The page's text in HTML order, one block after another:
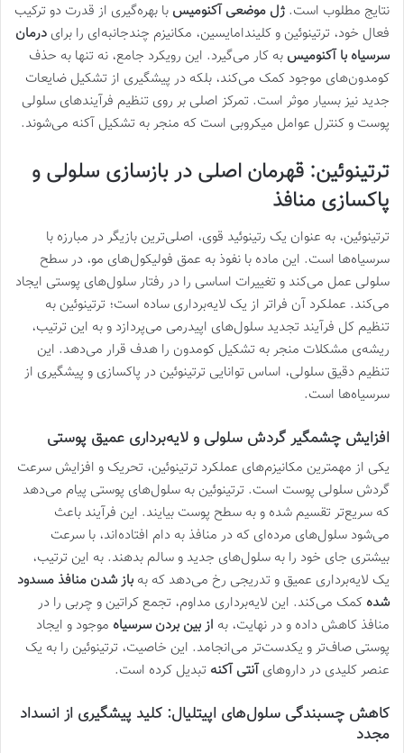
نتایج مطلوب است. ژل موضعی آکنومیس با بهره‌گیری از قدرت دو ترکیب
فعال خود، ترتینوئین و کلیندامایسین، مکانیزم چندجانبه‌ای را برای درمان
سرسیاه با آکنومیس به کار می‌گیرد. این رویکرد جامع، نه تنها به حذف
کومدون‌های موجود کمک می‌کند، بلکه در پیشگیری از تشکیل ضایعات
جدید نیز بسیار موثر است. تمرکز اصلی بر روی تنظیم فرآیندهای سلولی
پوست و کنترل عوامل میکروبی است که منجر به تشکیل آکنه می‌شوند.
ترتینوئین: قهرمان اصلی در بازسازی سلولی و
پاکسازی منافذ
ترتینوئین، به عنوان یک رتینوئید قوی، اصلی‌ترین بازیگر در مبارزه با
سرسیاه‌ها است. این ماده با نفوذ به عمق فولیکول‌های مو، در سطح
سلولی عمل می‌کند و تغییرات اساسی را در رفتار سلول‌های پوستی ایجاد
می‌کند. عملکرد آن فراتر از یک لایه‌برداری ساده است؛ ترتینوئین به
تنظیم کل فرآیند تجدید سلول‌های اپیدرمی می‌پردازد و به این ترتیب،
ریشه‌ی مشکلات منجر به تشکیل کومدون را هدف قرار می‌دهد. این
تنظیم دقیق سلولی، اساس توانایی ترتینوئین در پاکسازی و پیشگیری از
سرسیاه‌ها است.
افزایش چشمگیر گردش سلولی و لایه‌برداری عمیق پوستی
یکی از مهمترین مکانیزم‌های عملکرد ترتینوئین، تحریک و افزایش سرعت
گردش سلولی پوست است. ترتینوئین به سلول‌های پوستی پیام می‌دهد
که سریع‌تر تقسیم شده و به سطح پوست بیایند. این فرآیند باعث
می‌شود سلول‌های مرده‌ای که در منافذ به دام افتاده‌اند، با سرعت
بیشتری جای خود را به سلول‌های جدید و سالم بدهند. به این ترتیب،
یک لایه‌برداری عمیق و تدریجی رخ می‌دهد که به باز شدن منافذ مسدود
شده کمک می‌کند. این لایه‌برداری مداوم، تجمع کراتین و چربی را در
منافذ کاهش داده و در نهایت، به از بین بردن سرسیاه موجود و ایجاد
پوستی صاف‌تر و یکدست‌تر می‌انجامد. این خاصیت، ترتینوئین را به یک
عنصر کلیدی در داروهایآنتی آکنه تبدیل کرده است.
کاهش چسبندگی سلول‌های اپیتلیال: کلید پیشگیری از انسداد
مجدد